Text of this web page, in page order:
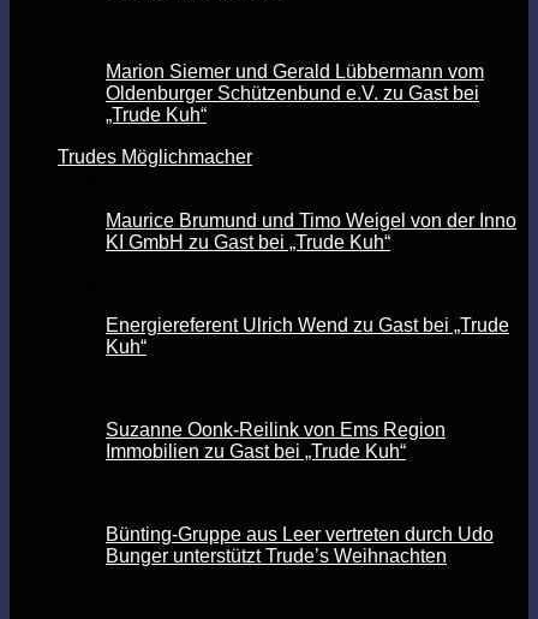
Marion Siemer und Gerald Lübbermann vom
Oldenburger Schützenbund e.V. zu Gast bei
„Trude Kuh“
Trudes Möglichmacher
Maurice Brumund und Timo Weigel von der Inno
KI GmbH zu Gast bei „Trude Kuh“
Energiereferent Ulrich Wend zu Gast bei „Trude
Kuh“
Suzanne Oonk-Reilink von Ems Region
Immobilien zu Gast bei „Trude Kuh“
Bünting-Gruppe aus Leer vertreten durch Udo
Bunger unterstützt Trude’s Weihnachten